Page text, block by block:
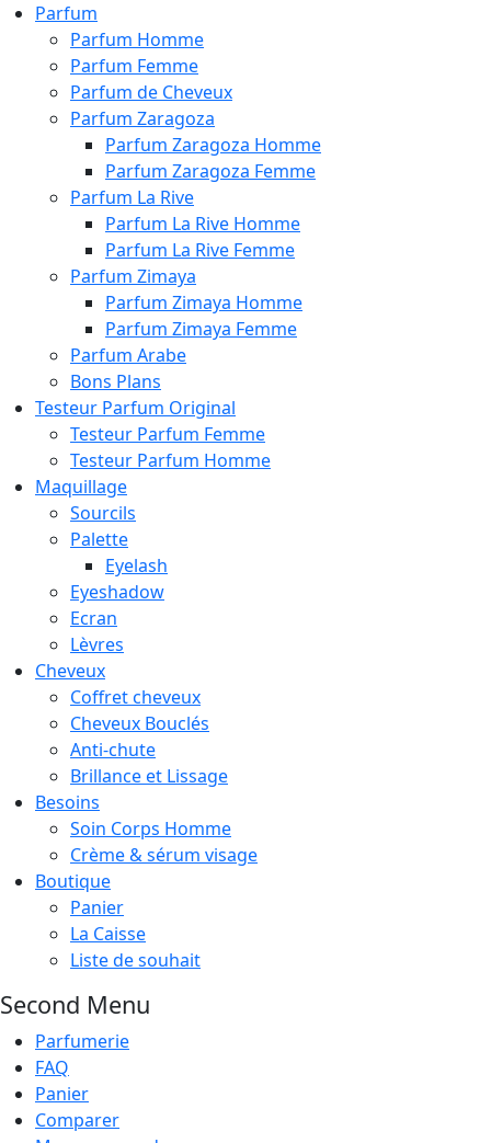
Parfum
Parfum Homme
Parfum Femme
Parfum de Cheveux
Parfum Zaragoza
Parfum Zaragoza Homme
Parfum Zaragoza Femme
Parfum La Rive
Parfum La Rive Homme
Parfum La Rive Femme
Parfum Zimaya
Parfum Zimaya Homme
Parfum Zimaya Femme
Parfum Arabe
Bons Plans
Testeur Parfum Original
Testeur Parfum Femme
Testeur Parfum Homme
Maquillage
Sourcils
Palette
Eyelash
Eyeshadow
Ecran
Lèvres
Cheveux
Coffret cheveux
Cheveux Bouclés
Anti-chute
Brillance et Lissage
Besoins
Soin Corps Homme
Crème & sérum visage
Boutique
Panier
La Caisse
Liste de souhait
Second Menu
Parfumerie
FAQ
Panier
Comparer